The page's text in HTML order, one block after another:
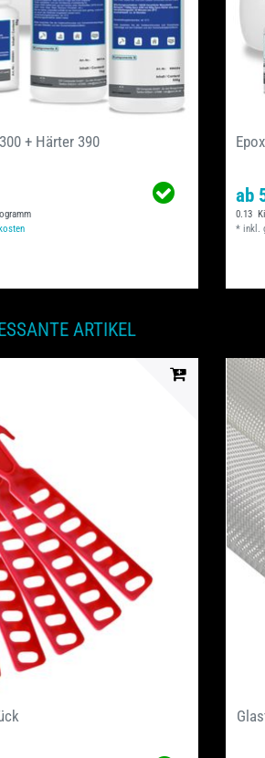
+ Härter 390
ab
0.13
*inkl.
ARTIKEL